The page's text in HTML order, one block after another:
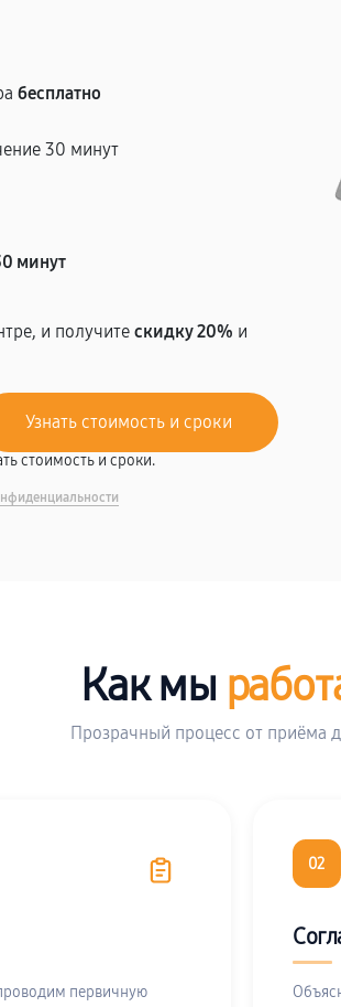
бесплатно
30 минут
минут
и получитескидку 20% и
стоимость и сроки.
Как мы
Прозрачный процесс от приёма
первичную
02